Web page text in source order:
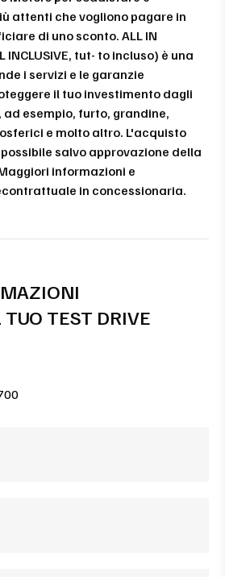
attenti che vogliono pagare in
di uno sconto. ALL IN
INCLUSIVE, tut- to incluso) è una
i servizi e le garanzie
il tuo investimento dagli
esempio, furto, grandine,
e molto altro. L'acquisto
salvo approvazione della
informazioni e
in concessionaria.
TEST DRIVE